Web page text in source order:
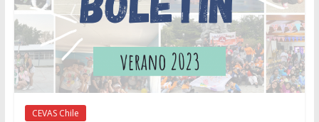
CEVAS Chile